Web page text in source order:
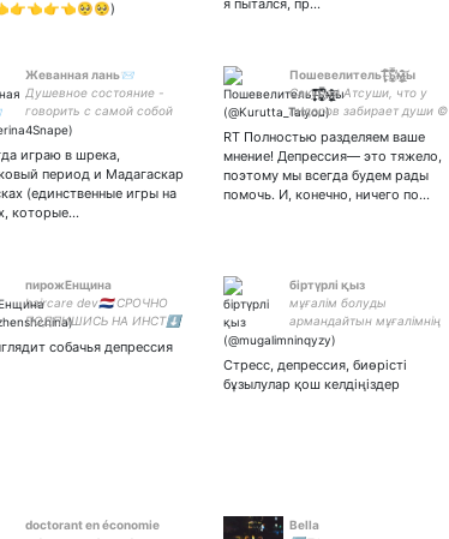
я пытался, пр…
Жеванная лань📨
Душевное состояние -
говорить с самой собой
гекзаметром
играю в шрека,
период и Мадагаскар
(единственные игры на
которые…
ПошевелительТ̴̧̜̞̥̗̈́̐̃͌͞ь҉̨̝̥̲̐̍̿̋̕̚м̶̢͙̲̯̥̫̝̙̂͊͝ы
Сакураи Атсуши, что у
пидоров забирает души ©
★ महअसुर ★ Let me be crazy
& Psychoanalyse me ★
Квестор. Отпускает мне
грехи
RT Полностью разделяем ваше
мнение! Депрессия— это тяжело,
поэтому мы всегда будем рады
помочь. И, конечно, ничего по…
пирожЕнщина
haircare dev🇳🇱 СРОЧНО
ПОДПИШИСЬ НА ИНСТ⬇️
собачья депрессия
біртүрлі қыз
мұғалім болуды
армандайтын мұғалімнің
қызы
Стресс, депрессия, биөрісті
бұзылулар қош келдіңіздер
doctorant en économie
Bella